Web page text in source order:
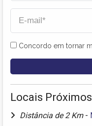
Concordo em tornar
Locais
Distância de 2 Km -